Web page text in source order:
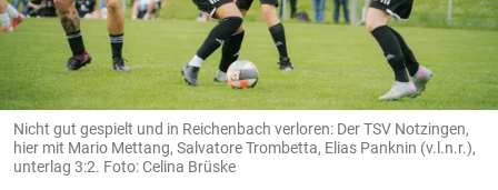
Nicht gut gespielt und in Reichenbach verloren: Der TSV Notzingen,
hier mit Mario Mettang, Salvatore Trombetta, Elias Panknin (v.l.n.r.),
unterlag 3:2. Foto: Celina Brüske